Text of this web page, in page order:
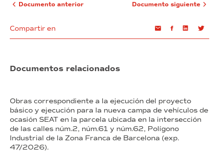
Documento anterior
Compartir en EmailFacebookLinkedin
Documento siguiente
Documentos relacionados
Obras correspondiente a la ejecución del proyecto
básico y ejecución para la nueva campa de vehículos de
ocasión SEAT en la parcela ubicada en la intersección
de las calles núm.2, núm.61 y núm.62, Polígono
Industrial de la Zona Franca de Barcelona (exp.
47/2026).